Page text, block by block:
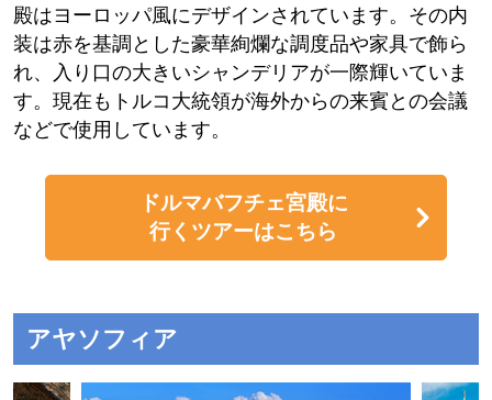
殿はヨーロッパ風にデザインされています。その内
装は赤を基調とした豪華絢爛な調度品や家具で飾ら
れ、入り口の大きいシャンデリアが一際輝いていま
す。現在もトルコ大統領が海外からの来賓との会議
などで使用しています。
ドルマバフチェ宮殿に
行くツアーはこちら
アヤソフィア